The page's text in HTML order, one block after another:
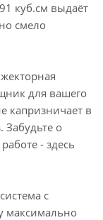
куб.см выдаёт
смело
для вашего
капризничает в
Забудьте о
- здесь
с
максимально